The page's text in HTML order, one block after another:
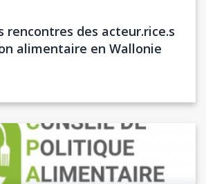
rencontres des acteur.rice.s
alimentaire en Wallonie